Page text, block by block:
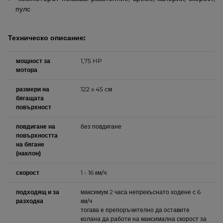
пулс
Техническо описание:
мощност за
мотора
1,75 HP
размери на
бягащата
повърхност
122 x 45 cм
повдигане на
повърхността
на бягане
(наклон)
без повдигане
скорост 1 - 16 км/ч
подходящ и за
разходка
максимум 2 часа непрекъснато ходене с 6
км/ч
тогава е препоръчително да оставите
колана да работи на максимална скорост за